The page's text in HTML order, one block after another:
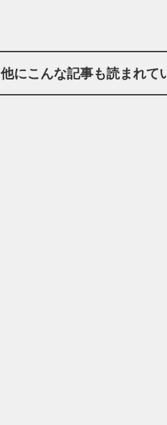
他にこんな記事も読まれて